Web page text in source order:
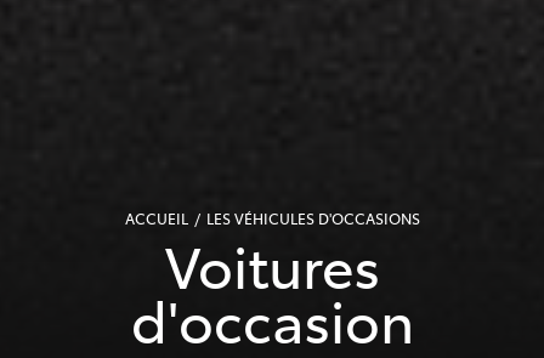
ACCUEIL LES VÉHICULES D'OCCASIONS
Voitures
d'occasion